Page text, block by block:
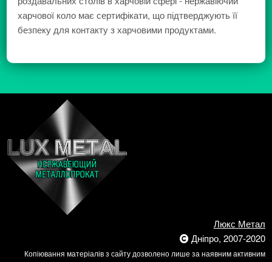
харчової коло має сертифікати, що підтверджують її
безпеку для контакту з харчовими продуктами.
Люкс Метал
Дніпро, 2007-2020
Копіювання матеріалів з сайту дозволено лише за наявним активним